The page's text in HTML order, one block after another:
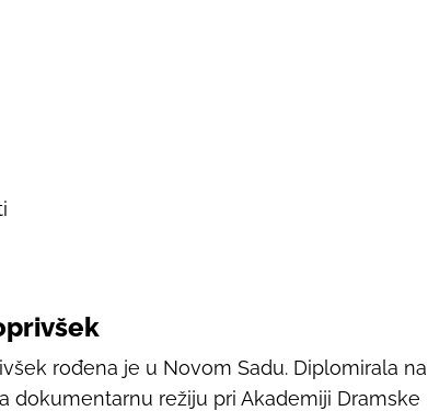
rođena je u Novom Sadu. Diplomirala na
dokumentarnu režiju pri Akademiji Dramske